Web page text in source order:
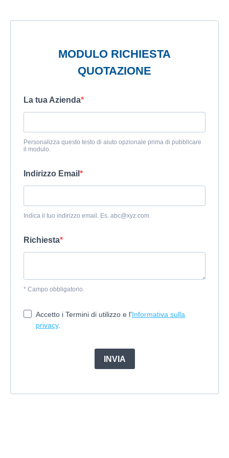
MODULO RICHIESTA
QUOTAZIONE
La tua Azienda
Personalizza questo testo di aiuto opzionale prima di pubblicare
il modulo.
Indirizzo Email
Indica il tuo indirizzo email. Es. abc@xyz.com
Richiesta
* Campo obbligatorio.
Accetto i Termini di utilizzo e l'Informativa sulla
privacy.
INVIA